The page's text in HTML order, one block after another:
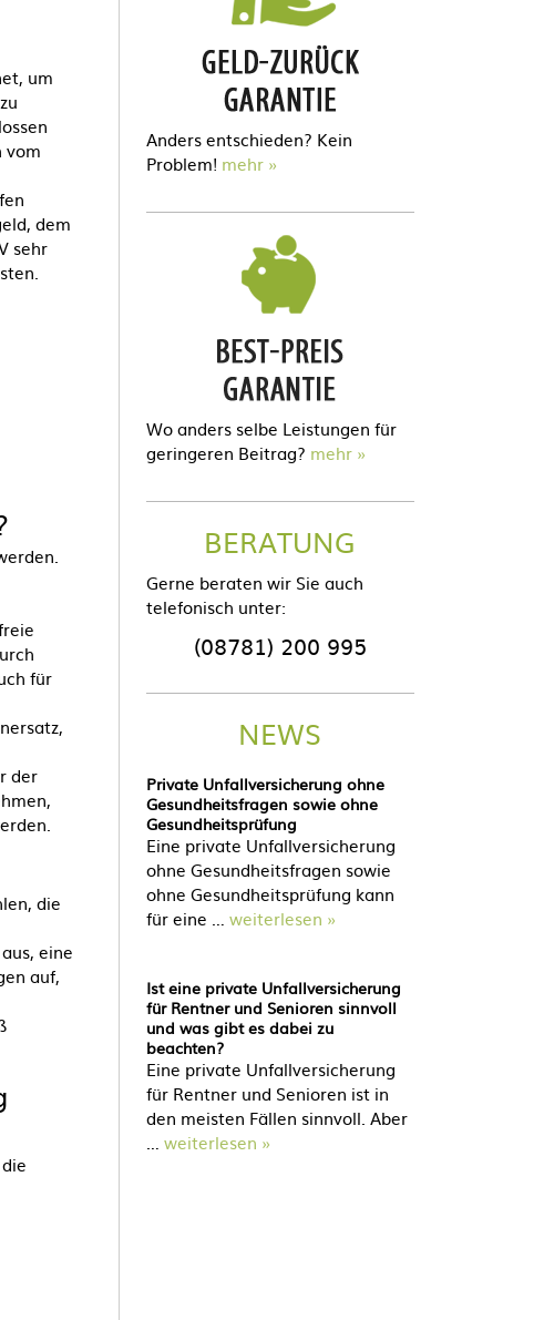
um
vom
dem
sehr
für
der
die
eine
auf,
Anders entschieden? Kein
Problem! mehr
Wo anders selbe Leistungen für
geringeren Beitrag? mehr
BERATUNG
Gerne beraten wir Sie auch
telefonisch unter:
(08781) 200 995
NEWS
Private Unfallversicherung ohne
Gesundheitsfragen sowie ohne
Gesundheitsprüfung
Eine private Unfallversicherung
ohne Gesundheitsfragen sowie
ohne Gesundheitsprüfung kann
für eine … weiterlesen »
Ist eine private Unfallversicherung
für Rentner und Senioren sinnvoll
und was gibt es dabei zu
beachten?
Eine private Unfallversicherung
für Rentner und Senioren ist in
den meisten Fällen sinnvoll. Aber
… weiterlesen »